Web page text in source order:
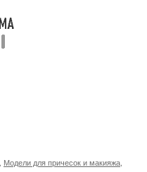
Модели для причесок и макияжа